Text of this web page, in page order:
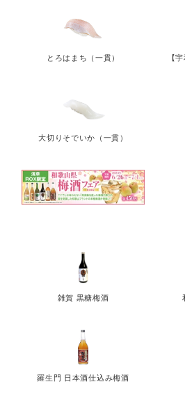
とろはまち（一貫） 【
大切りそでいか（一貫）
雑賀 黒糖梅酒
羅生門 日本酒仕込み梅酒